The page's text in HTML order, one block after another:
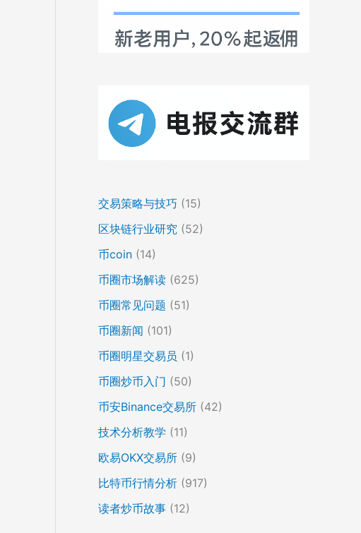
交易策略与技巧 (15)
区块链行业研究 (52)
币coin (14)
币圈市场解读 (625)
币圈常见问题 (51)
币圈新闻 (101)
币圈明星交易员 (1)
币圈炒币入门 (50)
币安Binance交易所 (42)
技术分析教学 (11)
欧易OKX交易所 (9)
比特币行情分析 (917)
读者炒币故事 (12)